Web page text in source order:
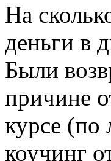
На
деньги в
Были
причине
курсе (по
коучинг